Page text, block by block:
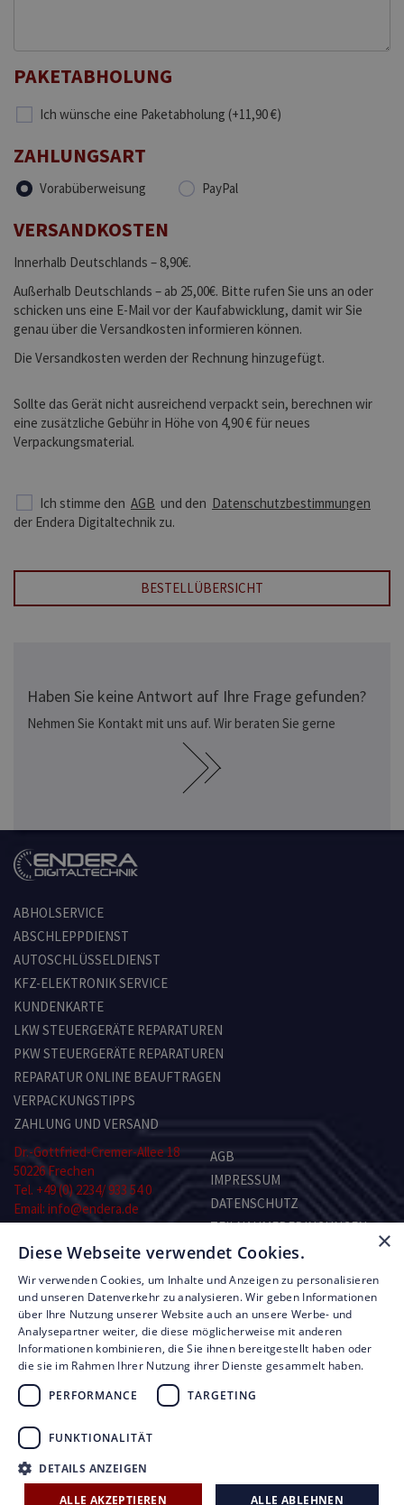
PAKETABHOLUNG
Ich wünsche eine Paketabholung (+11,90 €)
ZAHLUNGSART
Vorabüberweisung PayPal
VERSANDKOSTEN
Innerhalb Deutschlands – 8,90€.
Außerhalb Deutschlands – ab 25,00€. Bitte rufen Sie uns an oder
schicken uns eine E-Mail vor der Kaufabwicklung, damit wir Sie
genau über die Versandkosten informieren können.
Die Versandkosten werden der Rechnung hinzugefügt.
Sollte das Gerät nicht ausreichend verpackt sein, berechnen wir
eine zusätzliche Gebühr in Höhe von 4,90 € für neues
Verpackungsmaterial.
Ich stimme den AGB und den Datenschutzbestimmungen
der Endera Digitaltechnik zu.
BESTELLÜBERSICHT
Haben Sie keine Antwort auf Ihre Frage gefunden?
Nehmen Sie Kontakt mit uns auf. Wir beraten Sie gerne
ABHOLSERVICE
ABSCHLEPPDIENST
AUTOSCHLÜSSELDIENST
KFZ-ELEKTRONIK SERVICE
KUNDENKARTE
LKW STEUERGERÄTE REPARATUREN
PKW STEUERGERÄTE REPARATUREN
REPARATUR ONLINE BEAUFTRAGEN
VERPACKUNGSTIPPS
ZAHLUNG UND VERSAND
Dr.-Gottfried-Cremer-Allee 18
50226 Frechen
Tel. +49 (0) 2234/ 933 54 0
Email: info@endera.de
Montag–Freitag:
8.00–13.00 und 14.00–17.00 Uhr
Samstag: nach Vereinbarung
AGB
IMPRESSUM
DATENSCHUTZ
TEILNAHMEBEDINGUNGEN
KONTAKT
RMA-FORMULAR
© Copyright by Endera Digitaltechnik 2026
UNSERE LEISTUNGEN
FIRMEN ÜBERBLICK
AKTUELLE ANGEBOTE
×
Diese Webseite verwendet Cookies.
Wir verwenden Cookies, um Inhalte und Anzeigen zu personalisieren
und unseren Datenverkehr zu analysieren. Wir geben Informationen
über Ihre Nutzung unserer Website auch an unsere Werbe- und
Analysepartner weiter, die diese möglicherweise mit anderen
Informationen kombinieren, die Sie ihnen bereitgestellt haben oder
die sie im Rahmen Ihrer Nutzung ihrer Dienste gesammelt haben.
PERFORMANCE
TARGETING
FUNKTIONALITÄT
DETAILS ANZEIGEN
ALLE AKZEPTIEREN ALLE ABLEHNEN